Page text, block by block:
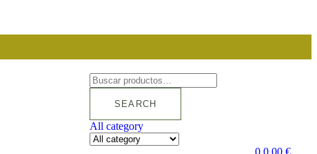
SEARCH
All category
0 0,00 €